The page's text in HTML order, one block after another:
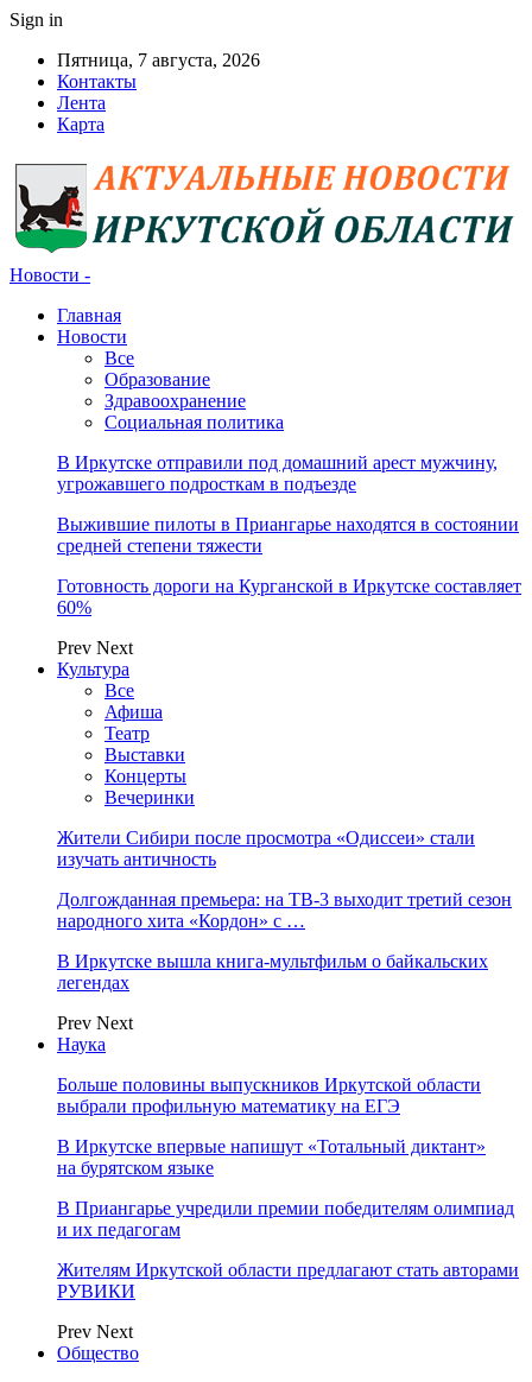
Sign in
Пятница, 7 августа, 2026
Контакты
Лента
Карта
Новости -
Главная
Новости
Все
Образование
Здравоохранение
Социальная политика
В Иркутске отправили под домашний арест мужчину,
угрожавшего подросткам в подъезде
Выжившие пилоты в Приангарье находятся в состоянии
средней степени тяжести
Готовность дороги на Курганской в Иркутске составляет
60%
Prev Next
Культура
Все
Афиша
Театр
Выставки
Концерты
Вечеринки
Жители Сибири после просмотра «Одиссеи» стали
изучать античность
Долгожданная премьера: на ТВ-3 выходит третий сезон
народного хита «Кордон» с …
В Иркутске вышла книга-мультфильм о байкальских
легендах
Prev Next
Наука
Больше половины выпускников Иркутской области
выбрали профильную математику на ЕГЭ
В Иркутске впервые напишут «Тотальный диктант»
на бурятском языке
В Приангарье учредили премии победителям олимпиад
и их педагогам
Жителям Иркутской области предлагают стать авторами
РУВИКИ
Prev Next
Общество